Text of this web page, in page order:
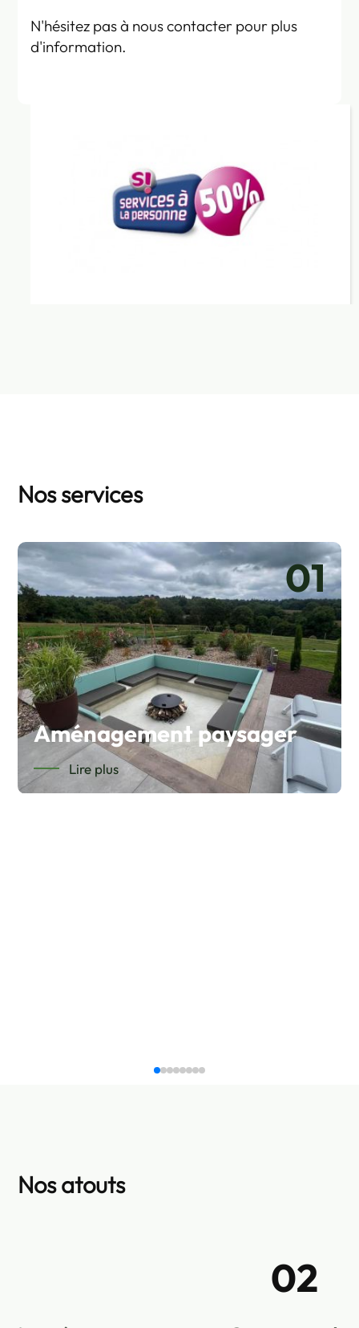
N'hésitez pas à nous contacter pour plus
d'information.
Nos services
Aménagement paysager
Lire plus
Nos atouts